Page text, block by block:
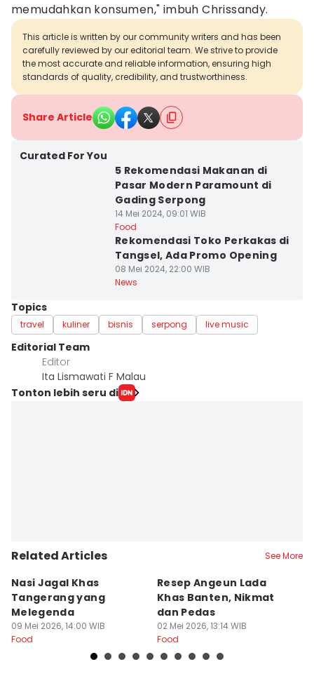
memudahkan konsumen," imbuh Chrissandy.
This article is written by our community writers and has been
carefully reviewed by our editorial team. We strive to provide
the most accurate and reliable information, ensuring high
standards of quality, credibility, and trustworthiness.
Share Article
Curated For You
5 Rekomendasi Makanan di
Pasar Modern Paramount di
Gading Serpong
14 Mei 2024, 09:01 WIB
Food
Rekomendasi Toko Perkakas di
Tangsel, Ada Promo Opening
08 Mei 2024, 22:00 WIB
News
Topics
travel kuliner bisnis serpong live music
Editorial Team
Editor
Ita Lismawati F Malau
Tonton lebih seru di
Related Articles See More
Nasi Jagal Khas
Tangerang yang
Melegenda
09 Mei 2026, 14:00 WIB
Food
Resep Angeun Lada
Khas Banten, Nikmat
dan Pedas
02 Mei 2026, 13:14 WIB
Food